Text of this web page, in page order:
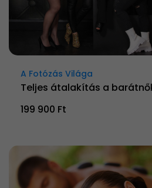
A Fotózás Világa
Teljes átalakítás a
199 900 Ft